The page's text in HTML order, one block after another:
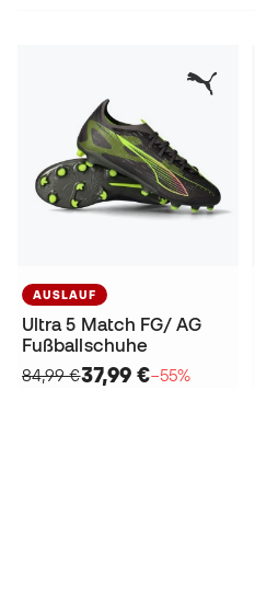
AUSLAUF
Ultra 5 Match FG/ AG
Fußballschuhe
84,99 €37,99 €−55%